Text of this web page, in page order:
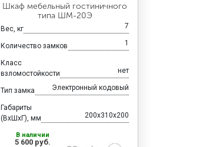
Шкаф мебельный гостиничного
типа ШМ-20Э
Вес, кг 7
Количество замков 1
Класс
взломостойкости
нет
Тип замка Электронный кодовый
Габариты
(ВхШхГ), мм
200x310x200
В наличии
5 600 руб.